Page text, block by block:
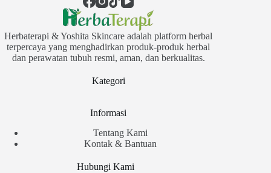
Herbaterapi & Yoshita Skincare adalah platform herbal
terpercaya yang menghadirkan produk-produk herbal
dan perawatan tubuh resmi, aman, dan berkualitas.
Kategori
Informasi
Tentang Kami
Kontak & Bantuan
Hubungi Kami